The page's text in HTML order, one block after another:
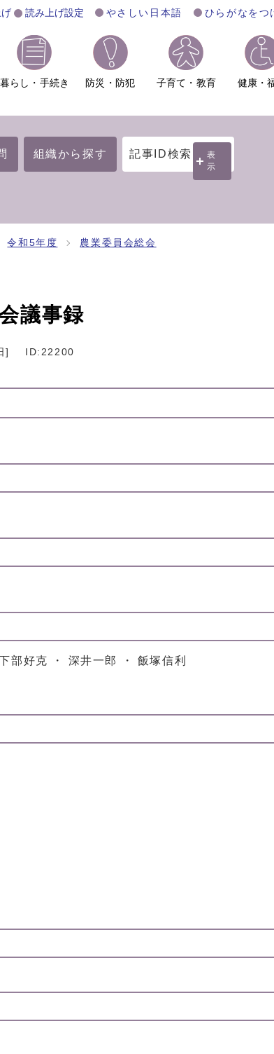
読み上げ設定 やさしい日本語 ひらがなをつ
暮らし・手続き 防災・防犯 子育て・教育 健康・
組織から探す 記事ID検索
表
示
令和5年度 農業委員会総会
議事録
] ID:22200
部好克 ・ 深井一郎 ・ 飯塚信利